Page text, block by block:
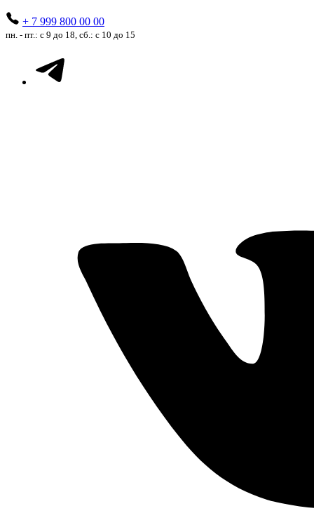
+ 7 999 800 00 00
пн. - пт.: с 9 до 18, сб.: с 10 до 15